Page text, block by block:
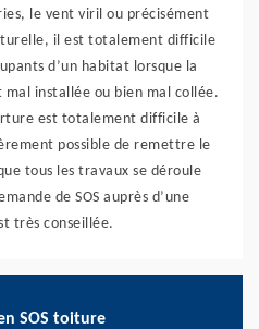
le vent viril ou précisément
il est totalement difficile
d’un habitat lorsque la
installée ou bien mal collée.
est totalement difficile à
possible de remettre le
tous les travaux se déroule
de SOS auprès d’une
très conseillée.
SOS toiture